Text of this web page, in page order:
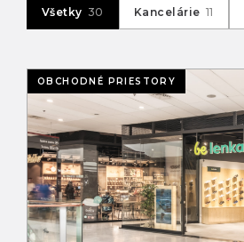
Všetky 30 Kancelárie 11
OBCHODNÉ PRIESTORY